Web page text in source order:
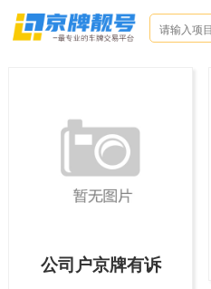
公司户京牌有诉